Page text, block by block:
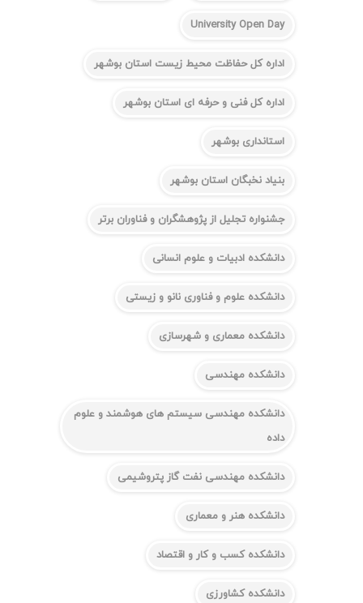
University Open Day
اداره کل حفاظت محیط زیست استان بوشهر
اداره کل فنی و حرفه ای استان بوشهر
استانداری بوشهر
بنیاد نخبگان استان بوشهر
جشنواره تجلیل از پژوهشگران و فناوران برتر
دانشکده ادبیات و علوم انسانی
دانشکده علوم و فناوری نانو و زیستی
دانشکده معماری و شهرسازی
دانشکده مهندسی
دانشکده مهندسی سیستم های هوشمند و علوم
داده
دانشکده مهندسی نفت گاز پتروشیمی
دانشکده هنر و معماری
دانشکده کسب و کار و اقتصاد
دانشکده کشاورزی